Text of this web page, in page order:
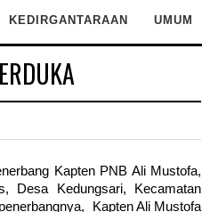
KEDIRGANTARAAN UMUM
Kapten PNB Ali Mustofa,
Desa Kedungsari, Kecamatan
Kapten Ali Mustofa